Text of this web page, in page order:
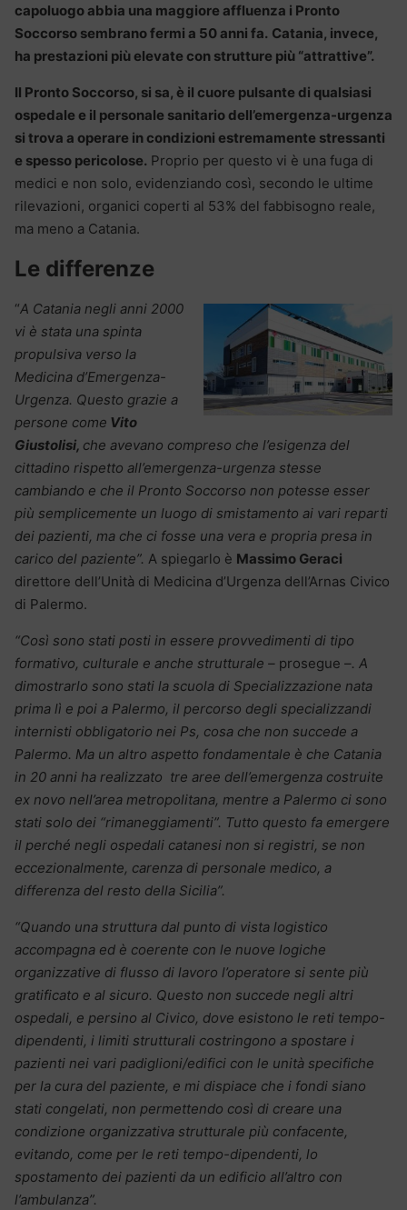
capoluogo abbia una maggiore affluenza i Pronto
Soccorso sembrano fermi a 50 anni fa. Catania, invece,
ha prestazioni più elevate con strutture più “attrattive”.
Il Pronto Soccorso, si sa, è il cuore pulsante di qualsiasi
ospedale e il personale sanitario dell’emergenza-urgenza
si trova a operare in condizioni estremamente stressanti
e spesso pericolose. Proprio per questo vi è una fuga di
medici e non solo, evidenziando così, secondo le ultime
rilevazioni, organici coperti al 53% del fabbisogno reale,
ma meno a Catania.
Le differenze
“A Catania negli anni 2000
vi è stata una spinta
propulsiva verso la
Medicina d’Emergenza-
Urgenza. Questo grazie a
persone come Vito
Giustolisi, che avevano compreso che l’esigenza del
cittadino rispetto all’emergenza-urgenza stesse
cambiando e che il Pronto Soccorso non potesse esser
più semplicemente un luogo di smistamento ai vari reparti
dei pazienti, ma che ci fosse una vera e propria presa in
carico del paziente”. A spiegarlo è Massimo Geraci
direttore dell’Unità di Medicina d’Urgenza dell’Arnas Civico
di Palermo.
“Così sono stati posti in essere provvedimenti di tipo
formativo, culturale e anche strutturale – prosegue –. A
dimostrarlo sono stati la scuola di Specializzazione nata
prima lì e poi a Palermo, il percorso degli specializzandi
internisti obbligatorio nei Ps, cosa che non succede a
Palermo. Ma un altro aspetto fondamentale è che Catania
in 20 anni ha realizzato tre aree dell’emergenza costruite
ex novo nell’area metropolitana, mentre a Palermo ci sono
stati solo dei “rimaneggiamenti”. Tutto questo fa emergere
il perché negli ospedali catanesi non si registri, se non
eccezionalmente, carenza di personale medico, a
differenza del resto della Sicilia”.
“Quando una struttura dal punto di vista logistico
accompagna ed è coerente con le nuove logiche
organizzative di flusso di lavoro l’operatore si sente più
gratificato e al sicuro. Questo non succede negli altri
ospedali, e persino al Civico, dove esistono le reti tempo-
dipendenti, i limiti strutturali costringono a spostare i
pazienti nei vari padiglioni/edifici con le unità specifiche
per la cura del paziente, e mi dispiace che i fondi siano
stati congelati, non permettendo così di creare una
condizione organizzativa strutturale più confacente,
evitando, come per le reti tempo-dipendenti, lo
spostamento dei pazienti da un edificio all’altro con
l’ambulanza”.